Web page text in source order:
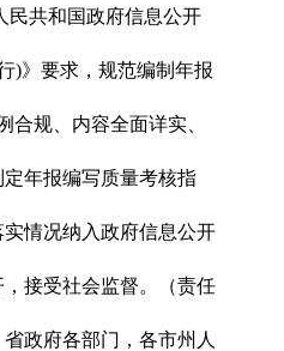
民共和国政府信息公开
)》要求，规范编制年报
合规、内容全面详实、
年报编写质量考核指
情况纳入政府信息公开
接受社会监督。（责任
政府各部门，各市州人